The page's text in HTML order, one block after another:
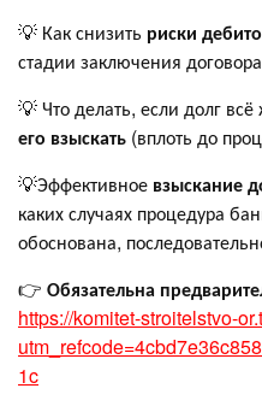
💡 Как снизить риски
стадии заключения
💡 Что делать, если долг
его взыскать (вплоть до
💡Эффективное взыскание
каких случаях процедура
обоснована,
👉 Обязательна
https://komitet-stroitelstvo-
1c